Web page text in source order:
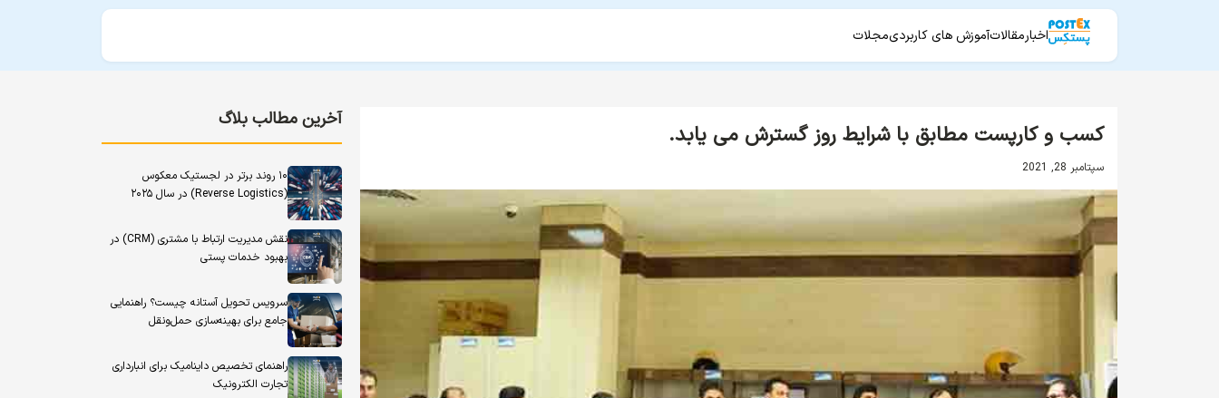
اخبارمقالاتآموزش های کاربردیمجلات
کسب و کارپست مطابق با شرایط روز گسترش می یابد.
سپتامبر 28, 2021
آخرین مطالب بلاگ
۱۰ روند برتر در لجستیک معکوس
(Reverse Logistics) در سال ۲۰۲۵
نقش مدیریت ارتباط با مشتری (CRM) در
بهبود خدمات پستی
سرویس تحویل آستانه چیست؟ راهنمایی
جامع برای بهینه‌سازی حمل‌ونقل
راهنمای تخصیص داینامیک برای انبارداری
تجارت الکترونیک